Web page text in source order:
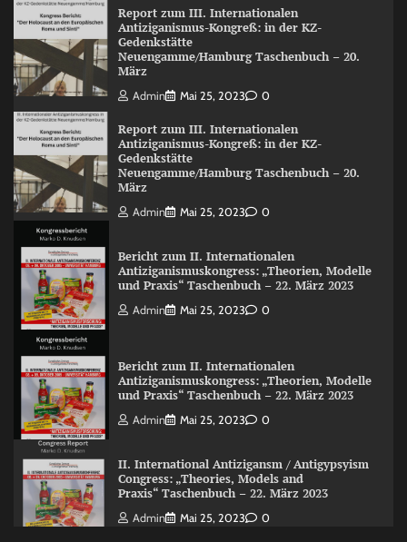
Report zum III. Internationalen
Antiziganismus-Kongreß: in der KZ-
Gedenkstätte
Neuengamme/Hamburg Taschenbuch – 20.
März
Admin Mai 25, 2023 0
Report zum III. Internationalen
Antiziganismus-Kongreß: in der KZ-
Gedenkstätte
Neuengamme/Hamburg Taschenbuch – 20.
März
Admin Mai 25, 2023 0
Bericht zum II. Internationalen
Antiziganismuskongress: „Theorien, Modelle
und Praxis“ Taschenbuch – 22. März 2023
Admin Mai 25, 2023 0
Bericht zum II. Internationalen
Antiziganismuskongress: „Theorien, Modelle
und Praxis“ Taschenbuch – 22. März 2023
Admin Mai 25, 2023 0
II. International Antizigansm / Antigypsyism
Congress: „Theories, Models and
Praxis“ Taschenbuch – 22. März 2023
Admin Mai 25, 2023 0